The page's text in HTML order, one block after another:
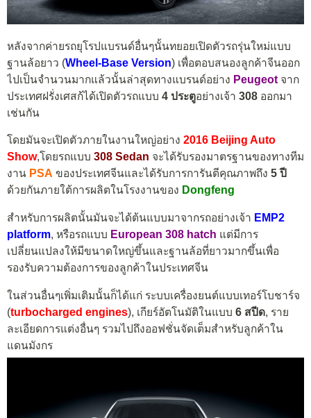
หลังจากค่ายรถยุโรปแบรนด์อื่นๆนั้นทยอยเปิดตัวรถรุ่นใหม่แบบ
ฐานล้อยาว (Wheel-Base Version) เพื่อตอบสนองลูกค้าจีนออก
ไปเป็นจำนวนมากแล้วนั้นล่าสุดทางแบรนด์อย่าง Peugeot จาก
ประเทศฝรั่งเศสก้ได้เปิดตัวรถแบบ 4 ประตูอย่างเจ้า 308 ออกมา
เช่นกัน
โดยมันจะเปิดตัวภายในงานใหญ่อย่าง 2016 Beijing Auto
Show,โดยรถแบบ 308 Sedan จะได้รับรองมาตรฐานของทางทีม
งาน PSA ของประเทศจีนและได้รับการการันตีคุณภาพถึง 5 ปี
ด้วยกันภายใต้การผลิตในโรงงานของ Dongfeng
สำหรับการผลิตนั้นมันจะได้ต้นแบบมาจากรถอย่างเจ้า EMP2
platform, หรือรถแบบ European 308 hatch แต่มีการ
เปลี่ยนแปลงให้มีขนาดใหญ่ขึ้นและฐานล้อที่ยาวมากขึ้นเพื่อ
รองรับความต้องการของลูกค้าในประเทศจีน
ในส่วนอื่นๆเพิ่มเติมนั้นก็ได้แก่ ระบบเครื่องยนต์แบบเทอร์โบชาร์จ
(turbocharged engines), เกียร์อัตโนมัติในแบบ 6 สปีด, ราย
ละเอียดการแต่งอื่นๆ รวมไปถึงออฟชั่นจัดเต็มสำหรับลูกค้าใน
แดนมังกร